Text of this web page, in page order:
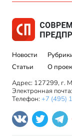
Новости
Статьи
О
Адрес: 127299, г.
Электронная почта:
Телефон: +7 (495)